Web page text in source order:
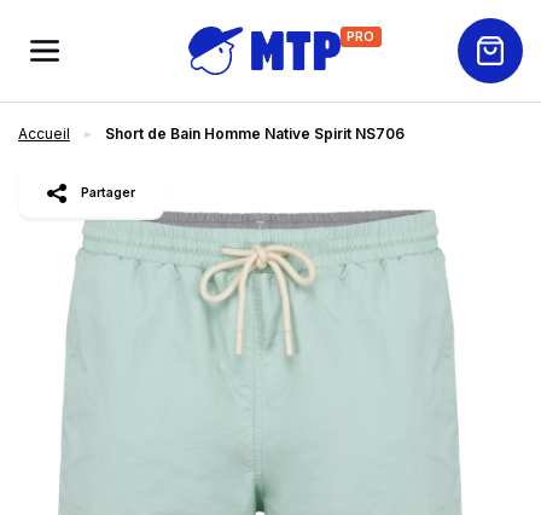
PRO
Accueil Short de Bain Homme Native Spirit NS706
Partager
slide1